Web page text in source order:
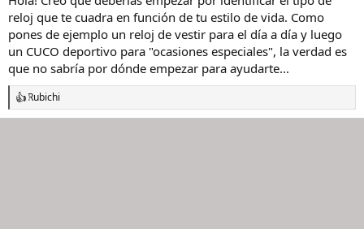
l
h
i
l
o
o
reloj que te cuadra en función de tu estilo de vida. Como
pones de ejemplo un reloj de vestir para el día a día y luego
un CUCO deportivo para "ocasiones especiales", la verdad es
que no sabría por dónde empezar para ayudarte...
R
e
Rubichi